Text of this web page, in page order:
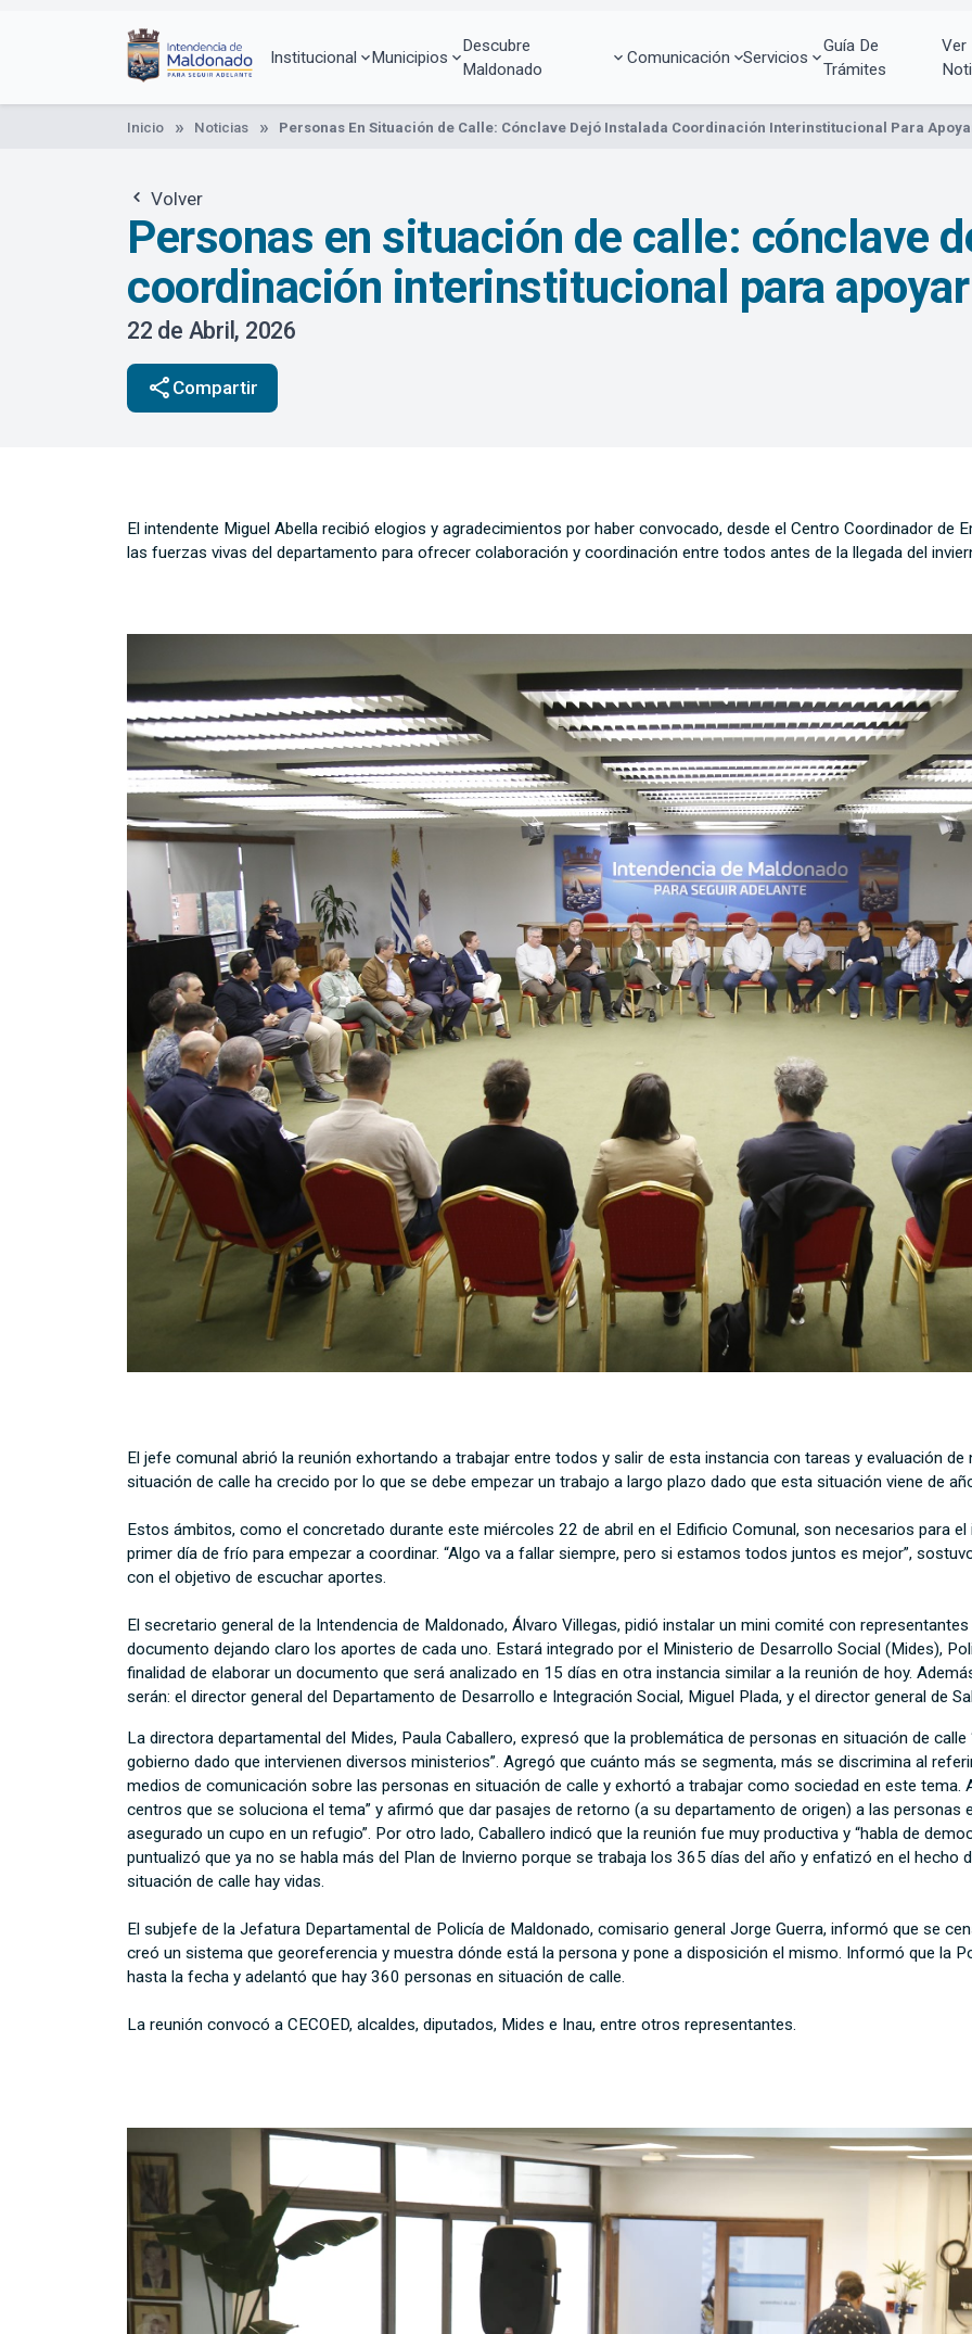
Institucional Municipios
Descubre
Maldonado
Comunicación Servicios
Guía De
Trámites
Ver
Inicio Noticias Personas En Situación de Calle: Cónclave Dejó Instalada Coordinación Interinstitucional Para
Volver
Personas en situación de calle: cónclave
coordinación interinstitucional para
22 de Abril, 2026
share Compartir
El intendente Miguel Abella recibió elogios y agradecimientos por haber convocado, desde el Centro Coordinador de
las fuerzas vivas del departamento para ofrecer colaboración y coordinación entre todos antes de la llegada del
El jefe comunal abrió la reunión exhortando a trabajar entre todos y salir de esta instancia con tareas y evaluación
situación de calle ha crecido por lo que se debe empezar un trabajo a largo plazo dado que esta situación viene de
Estos ámbitos, como el concretado durante este miércoles 22 de abril en el Edificio Comunal, son necesarios para
primer día de frío para empezar a coordinar. “Algo va a fallar siempre, pero si estamos todos juntos es mejor”,
con el objetivo de escuchar aportes.
El secretario general de la Intendencia de Maldonado, Álvaro Villegas, pidió instalar un mini comité con
documento dejando claro los aportes de cada uno. Estará integrado por el Ministerio de Desarrollo Social (Mides),
finalidad de elaborar un documento que será analizado en 15 días en otra instancia similar a la reunión de hoy.
serán: el director general del Departamento de Desarrollo e Integración Social, Miguel Plada, y el director general de
La directora departamental del Mides, Paula Caballero, expresó que la problemática de personas en situación de
gobierno dado que intervienen diversos ministerios”. Agregó que cuánto más se segmenta, más se discrimina al
medios de comunicación sobre las personas en situación de calle y exhortó a trabajar como sociedad en este tema.
centros que se soluciona el tema” y afirmó que dar pasajes de retorno (a su departamento de origen) a las personas
asegurado un cupo en un refugio”. Por otro lado, Caballero indicó que la reunión fue muy productiva y “habla de
puntualizó que ya no se habla más del Plan de Invierno porque se trabaja los 365 días del año y enfatizó en el hecho
situación de calle hay vidas.
El subjefe de la Jefatura Departamental de Policía de Maldonado, comisario general Jorge Guerra, informó que se
creó un sistema que georeferencia y muestra dónde está la persona y pone a disposición el mismo. Informó que la
hasta la fecha y adelantó que hay 360 personas en situación de calle.
La reunión convocó a CECOED, alcaldes, diputados, Mides e Inau, entre otros representantes.